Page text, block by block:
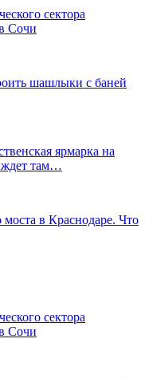
сектора
Сочи
шашлыки с баней
ярмарка на
там…
моста в Краснодаре. Что
сектора
Сочи